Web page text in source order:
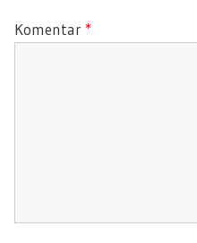
Komentar *